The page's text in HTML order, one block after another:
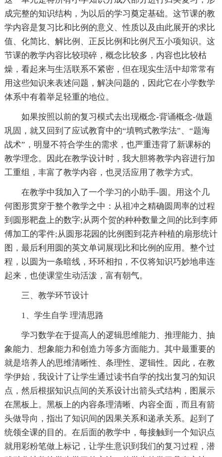
成完整的知识结构，为以后的学习奠定基础。这节课的教
学内容是复习比和比例的意义、性质以及由此展开的求比
值、化简比、解比例、正反比例和比例尺五小项知识。这
节课的教学内容比较琐碎，概念比较多，内容也比较枯
燥，看起来与生活联系不紧密，但在现实生活中却常常有
用这些知识来表述问题，解决问题的，因此它在小学数学
体系中有着举足轻重的地位。
如果按照以前的复习模式去出现概念-背诵概念-做题
巩固，就又回到了应试教育中的“填鸭式教学法”、“题海
战术”，明显不符合学生的需求，也严重违背了新课标的
教学理念。因此在教学设计时，我大胆将教学内容进行加
工重组，丰富了教学内容，也灵活应用了教学方式。
在教学中我加入了一个学习的小助手-圆。用这个几
何图形贯穿于整个教学之中：从祖冲之精确圆周率的过程
到圆形靶盘上的数字;从两个贺的种种数量之间的比到李师
傅加工的零件;从圆形花园的比例图到花卉种植的扇形统计
图，最后利用圆的英文单词展现比和比例的应用。整个过
程，以圆为一条暗线，环环相扣，不仅将知识巧妙地串连
起来，也使课堂生动活泼，富有朝气。
三、教学环节设计
1、学生自学 理清思路
学习数学在于提高人的逻辑思维能力、推理能力、抽
象能力、想象能力和创造力等多方面能力。其中最重要的
就是培养人的思维清晰性、条理性、逻辑性。因此，在教
学伊始，我设计了让学生通过读书自学的找出复习的知识
点，然后根据知识点间的关系设计出箭头式结构，图展示
在黑板上。黑板上的内容条理清晰、内容全面，而且有箭
头做导向，指出了知识间的因果关系和递承关系。起到了
统领全课的目的。在后面的教学中，每接触到一个知识点
就用彩粉笔做上标记，让学生意识到我们的复习过程，潜